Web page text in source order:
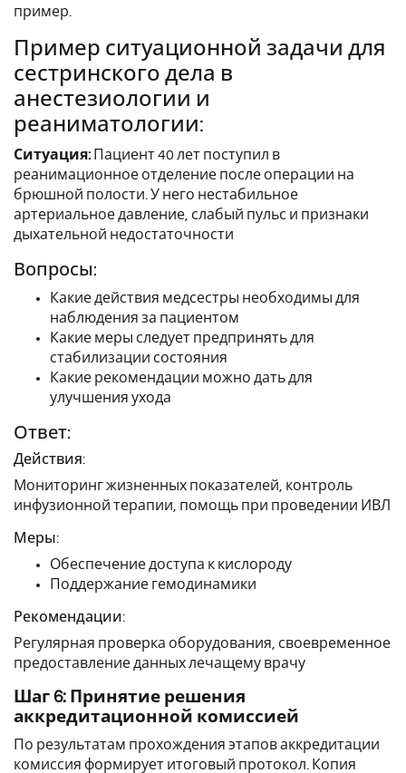
пример.
Пример ситуационной задачи для
сестринского дела в
анестезиологии и
реаниматологии:
Ситуация: Пациент 40 лет поступил в
реанимационное отделение после операции на
брюшной полости. У него нестабильное
артериальное давление, слабый пульс и признаки
дыхательной недостаточности
Вопросы:
Какие действия медсестры необходимы для
наблюдения за пациентом
Какие меры следует предпринять для
стабилизации состояния
Какие рекомендации можно дать для
улучшения ухода
Ответ:
Действия:
Мониторинг жизненных показателей, контроль
инфузионной терапии, помощь при проведении ИВЛ
Меры:
Обеспечение доступа к кислороду
Поддержание гемодинамики
Рекомендации:
Регулярная проверка оборудования, своевременное
предоставление данных лечащему врачу
Шаг 6: Принятие решения
аккредитационной комиссией
По результатам прохождения этапов аккредитации
комиссия формирует итоговый протокол. Копия